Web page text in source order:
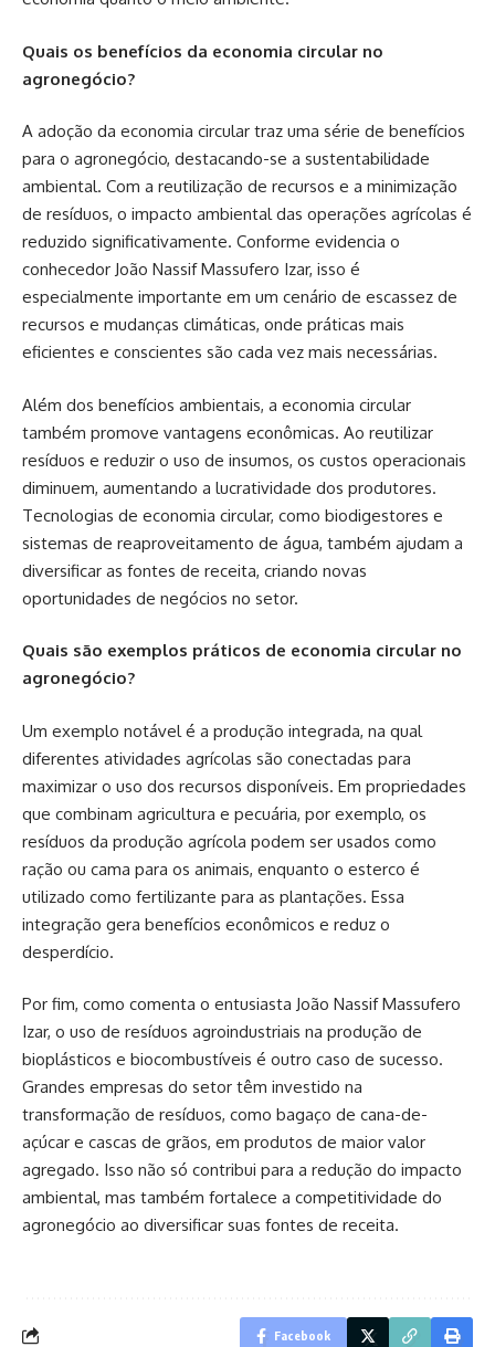
Quais os benefícios da economia circular no
agronegócio?
A adoção da economia circular traz uma série de benefícios
para o agronegócio, destacando-se a sustentabilidade
ambiental. Com a reutilização de recursos e a minimização
de resíduos, o impacto ambiental das operações agrícolas é
reduzido significativamente. Conforme evidencia o
conhecedor João Nassif Massufero Izar, isso é
especialmente importante em um cenário de escassez de
recursos e mudanças climáticas, onde práticas mais
eficientes e conscientes são cada vez mais necessárias.
Além dos benefícios ambientais, a economia circular
também promove vantagens econômicas. Ao reutilizar
resíduos e reduzir o uso de insumos, os custos operacionais
diminuem, aumentando a lucratividade dos produtores.
Tecnologias de economia circular, como biodigestores e
sistemas de reaproveitamento de água, também ajudam a
diversificar as fontes de receita, criando novas
oportunidades de negócios no setor.
Quais são exemplos práticos de economia circular no
agronegócio?
Um exemplo notável é a produção integrada, na qual
diferentes atividades agrícolas são conectadas para
maximizar o uso dos recursos disponíveis. Em propriedades
que combinam agricultura e pecuária, por exemplo, os
resíduos da produção agrícola podem ser usados como
ração ou cama para os animais, enquanto o esterco é
utilizado como fertilizante para as plantações. Essa
integração gera benefícios econômicos e reduz o
desperdício.
Por fim, como comenta o entusiasta João Nassif Massufero
Izar, o uso de resíduos agroindustriais na produção de
bioplásticos e biocombustíveis é outro caso de sucesso.
Grandes empresas do setor têm investido na
transformação de resíduos, como bagaço de cana-de-
açúcar e cascas de grãos, em produtos de maior valor
agregado. Isso não só contribui para a redução do impacto
ambiental, mas também fortalece a competitividade do
agronegócio ao diversificar suas fontes de receita.
Facebook